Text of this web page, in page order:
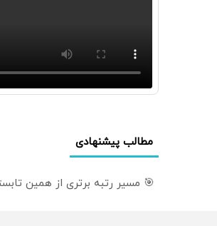
مطالب پیشنهادی
🎯 مسیر رتبه برتری از همین